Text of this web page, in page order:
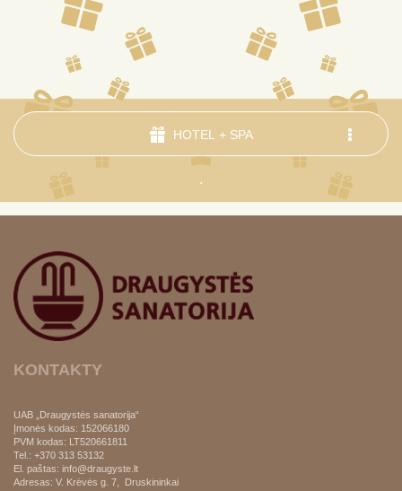
HOTEL + SPA
.
KONTAKTY
UAB „Draugystės sanatorija“
Įmonės kodas: 152066180
PVM kodas: LT520661811
Tel.: +370 313 53132
El. paštas: info@draugyste.lt
Adresas: V. Krėvės g. 7, Druskininkai